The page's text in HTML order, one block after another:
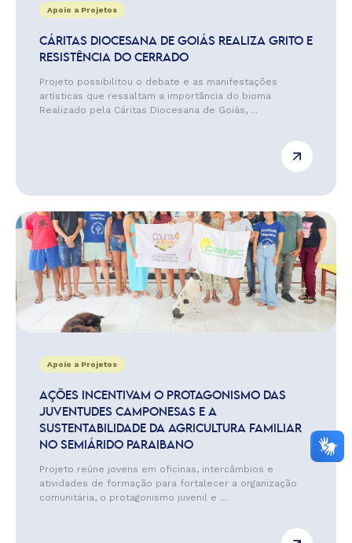
Apoio a Projetos
CÁRITAS DIOCESANA DE GOIÁS REALIZA GRITO E
RESISTÊNCIA DO CERRADO
Projeto possibilitou o debate e as manifestações
artísticas que ressaltam a importância do bioma
Realizado pela Cáritas Diocesana de Goiás, ...
Apoio a Projetos
AÇÕES INCENTIVAM O PROTAGONISMO DAS
JUVENTUDES CAMPONESAS E A
SUSTENTABILIDADE DA AGRICULTURA FAMILIAR
NO SEMIÁRIDO PARAIBANO
Projeto reúne jovens em oficinas, intercâmbios e
atividades de formação para fortalecer a organização
comunitária, o protagonismo juvenil e ...